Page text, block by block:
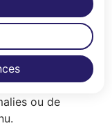
possible de
surveillera le
aléatoires
ou de